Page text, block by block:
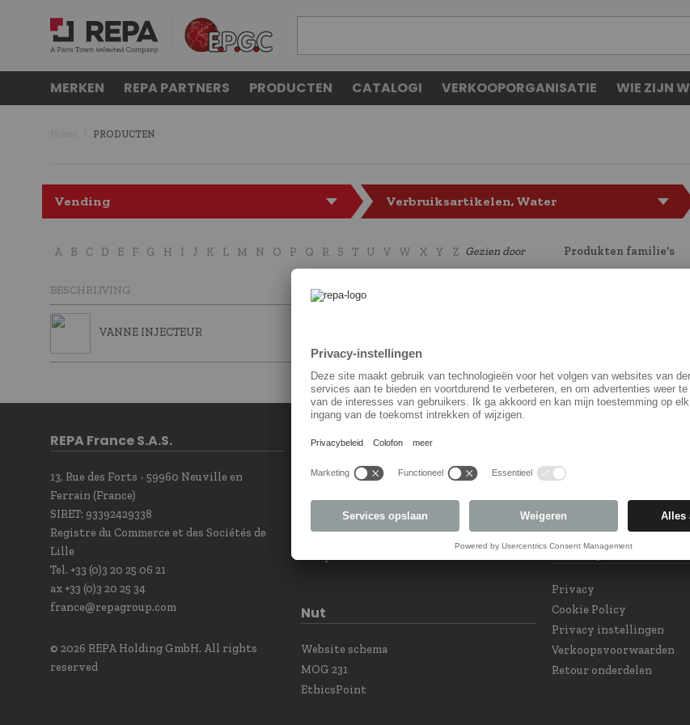
MERKEN REPA PARTNERS PRODUCTEN CATALOGI VERKOOPORGANISATIE WIE ZIJN W
PRODUCTEN
Vending Verbruiksartikelen, Water
A B C D E F G H I J K L M N O P Q R S T U V W X Y Z Gezien door Produkten familie's
BESCHRIJVING
VANNE INJECTEUR
REPA France S.A.S.
13, Rue des Forts - 59960 Neuville en
Ferrain (France)
SIRET: 93392429338
Registre du Commerce et des Sociétés de
Lille
Tel. +33 (0)3 20 25 06 21
ax +33 (0)3 20 25 34
france@repagroup.com
© 2026 REPA Holding GmbH. All rights
reserved
Contact
Contact Form
Newsletter Subscription
Our sales team at your service
Nut
Website schema
MOG 231
EthicsPoint
Privacy
Privacy
Cookie Policy
Privacy instellingen
Verkoopsvoorwaarden
Retour onderdelen